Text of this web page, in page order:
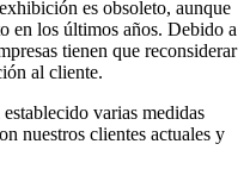
es obsoleto, aunque
en los últimos años. Debido a
tienen que reconsiderar
al cliente.
varias medidas
nuestros clientes actuales y